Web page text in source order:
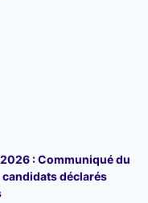
2026 : Communiqué du
déclarés